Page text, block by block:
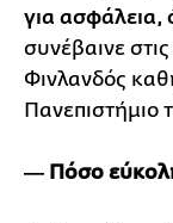
για ασφάλεια,
συνέβαινε
Φινλανδός
Πανεπιστήμιο
― Πόσο